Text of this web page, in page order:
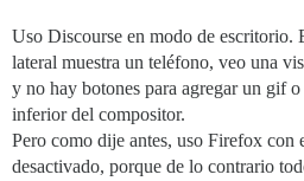
Uso Discourse en modo de escritorio.
lateral muestra un teléfono, veo una
y no hay botones para agregar un gif
inferior del compositor.
Pero como dije antes, uso Firefox con
desactivado, porque de lo contrario